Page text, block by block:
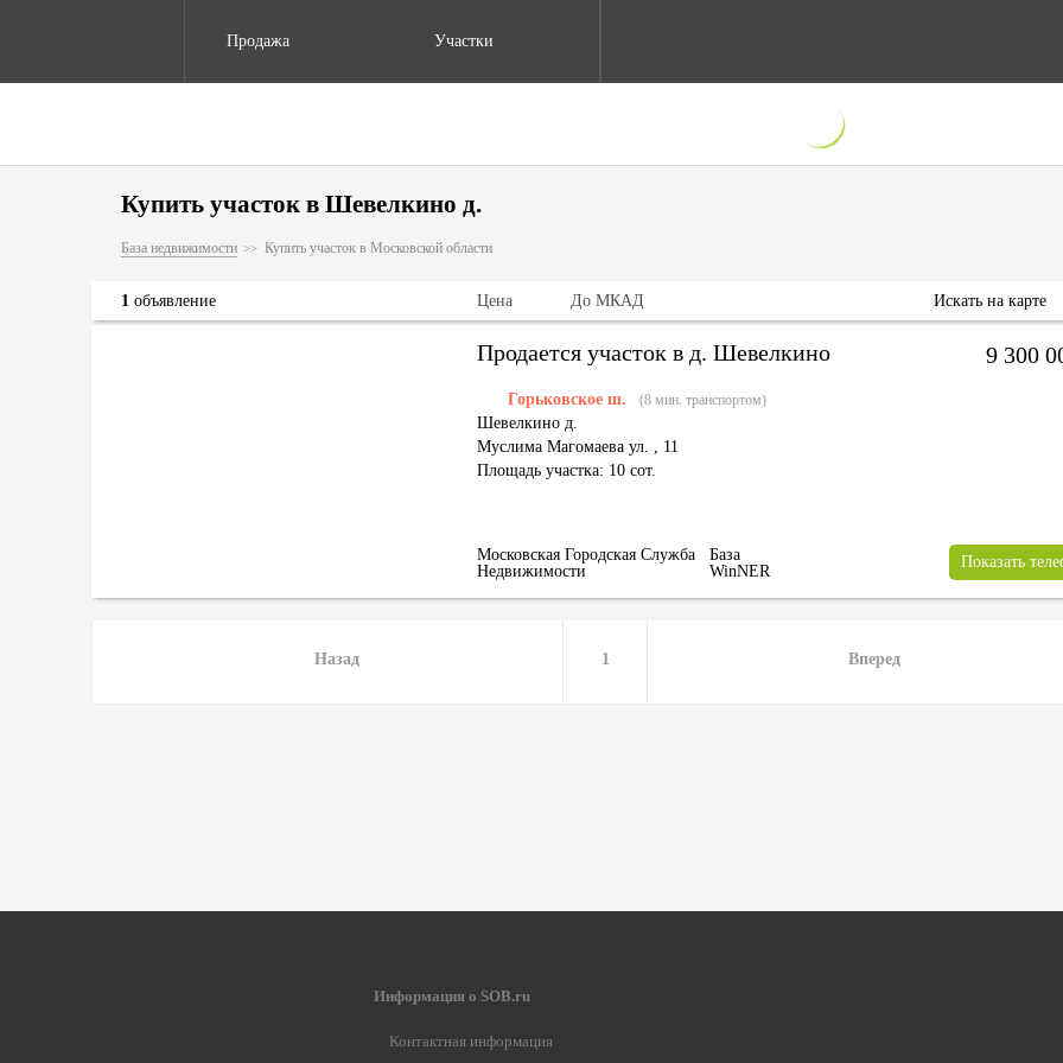
Продажа Участки
Купить участок в Шевелкино д.
База недвижимости Купить участок в Московской области
Продается участок в д. Шевелкино
Горьковское ш. (8 мин. транспортом)
Шевелкино д.
Муслима Магомаева ул. , 11
Площадь участка: 10 сот.
9 300
Московская Городская Служба
Недвижимости
База
WinNER
Показать
1 объявление Цена До МКАД Искать на карте
Назад 1 Вперед
Информация о SOB.ru
Контактная информация